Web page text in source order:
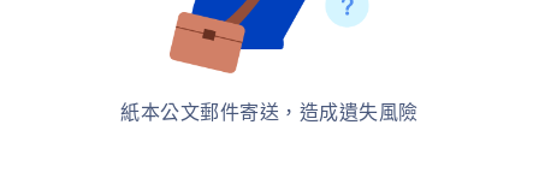
紙本公文郵件寄送，造成遺失風險